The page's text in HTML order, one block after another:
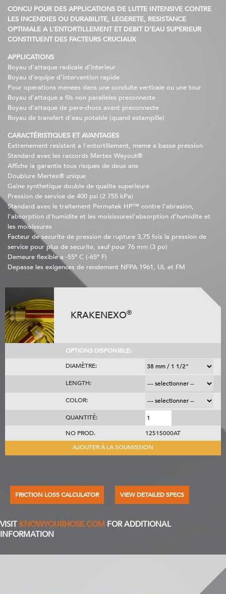
CONCU POUR DES APPLICATIONS DE LUTTE INTENSIVE CONTRE
LES INCENDIES OU DURABILITE, LEGERETE, RESISTANCE
OPTIMALE A L’ENTORTILLEMENT ET DEBIT D’EAU SUPERIEUR
CONSTITUENT DES FACTEURS CRUCIAUX
APPLICATIONS
Boyau d’attaque radicale d’interieur
Boyau d’equipe d’intervention rapide
Pour operations menees dans une conduite verticale ou une tour
Boyau d’attaque a fils non paralleles preconnecte
Boyau d’attaque de pare-chocs avant preconnecte
Boyau de transfert d’eau potable (quand estampille)
CARACTÉRISTIQUES ET AVANTAGES
Extremement resistant a l’entortillement, meme a basse pression
Standard avec les raccords Mertex Wayout®
Affiche la garantie tous risques de deux ans
Doublure Mertex® unique
Gaine synthetique double de qualite superieure
Pression de service de 400 psi (2 755 kPa)
Standard avec le traitement Permatek HP™ contre l’abrasion,
l’absorption d’humidite et les moisissuresl’absorption d’humidite et
les moisissures
Facteur de securite de pression de rupture 3,75 fois la pression de
service pour plus de securite, sauf pour 76 mm (3 po)
Demeure flexible a -55º C (-65º F)
Depasse les exigences de rendement NFPA 1961, UL et FM
KRAKENEXO®
OPTIONS DISPONIBLE:
DIAMÈTRE:
LENGTH:
COLOR:
QUANTITÉ:
NO PROD.
12515000AT
AJOUTER À LA SOUMISSION
FRICTION LOSS CALCULATOR VIEW DETAILED SPECS
VISIT KNOWYOURHOSE.COM FOR ADDITIONAL
INFORMATION